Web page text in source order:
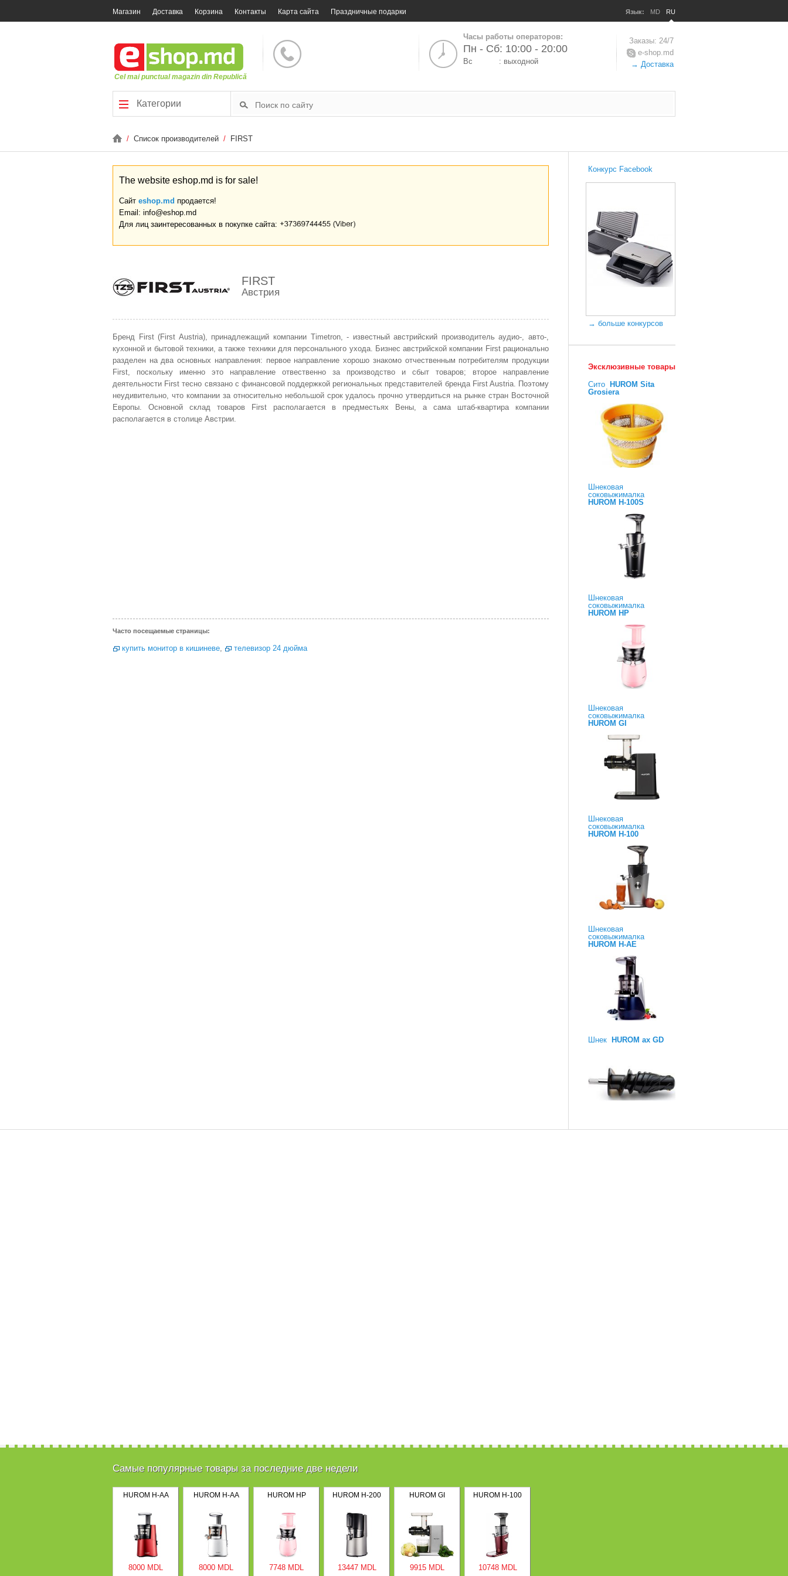
Магазин Доставка Корзина Контакты Карта сайта Праздничные подарки Язык: MD RU
Cel mai punctual magazin din Republică
Часы работы операторов:
Пн - Сб: 10:00 - 20:00
Вс : выходной
Заказы: 24/7
e-shop.md
→ Доставка
Категории
/ Список производителей / FIRST
The website eshop.md is for sale!
Сайт eshop.md продается!
Email: info@eshop.md
Для лиц заинтересованных в покупке сайта:
FIRST
Австрия
Бренд First (First Austria), принадлежащий компании Timetron, - известный австрийский производитель аудио-, авто-,
кухонной и бытовой техники, а также техники для персонального ухода. Бизнес австрийской компании First рационально
разделен на два основных направления: первое направление хорошо знакомо отчественным потребителям продукции
First, поскольку именно это направление отвественно за производство и сбыт товаров; второе направление
деятельности First тесно связано с финансовой поддержкой региональных представителей бренда First Austria. Поэтому
неудивительно, что компании за относительно небольшой срок удалось прочно утвердиться на рынке стран Восточной
Европы. Основной склад товаров First располагается в предместьях Вены, а сама штаб-квартира компании
располагается в столице Австрии.
Часто посещаемые страницы:
купить монитор в кишиневе, телевизор 24 дюйма
Конкурс Facebook
→ больше конкурсов
Эксклюзивные товары
Сито
HUROM Sita
Grosiera
Шнековая
соковыжималка
HUROM H-100S
Шнековая
соковыжималка
HUROM HP
Шнековая
соковыжималка
HUROM GI
Шнековая
соковыжималка
HUROM H-100
Шнековая
соковыжималка
HUROM H-AE
Шнек HUROM ax GD
Самые популярные товары за последние две недели
HUROM H-AA
8000 MDL
HUROM H-AA
8000 MDL
HUROM HP
7748 MDL
HUROM H-200
13447 MDL
HUROM GI
9915 MDL
HUROM H-100
10748 MDL